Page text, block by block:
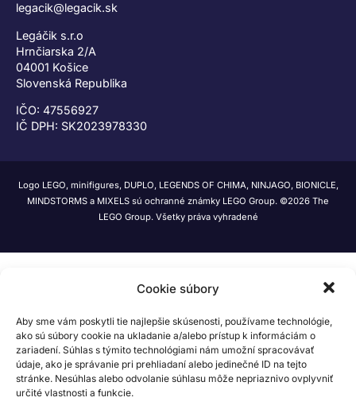
Cookie súbory
Aby sme vám poskytli tie najlepšie skúsenosti, používame technológie,
ako sú súbory cookie na ukladanie a/alebo prístup k informáciám o
zariadení. Súhlas s týmito technológiami nám umožní spracovávať
údaje, ako je správanie pri prehliadaní alebo jedinečné ID na tejto
stránke. Nesúhlas alebo odvolanie súhlasu môže nepriaznivo ovplyvniť
určité vlastnosti a funkcie.
legacik@legacik.sk
Legáčik s.r.o
Hrnčiarska 2/A
04001 Košice
Slovenská Republika
IČO: 47556927
IČ DPH: SK2023978330
Logo LEGO, minifigures, DUPLO, LEGENDS OF CHIMA, NINJAGO, BIONICLE,
MINDSTORMS a MIXELS sú ochranné známky LEGO Group. ©2026 The
LEGO Group. Všetky práva vyhradené